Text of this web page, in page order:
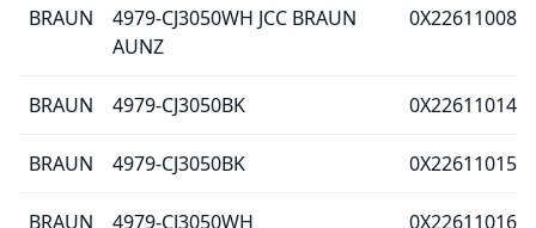
BRAUN
4979-CJ3050WH JCC BRAUN
AUNZ
0X22611008
BRAUN 4979-CJ3050BK 0X22611014
BRAUN 4979-CJ3050BK 0X22611015
BRAUN 4979-CJ3050WH 0X22611016